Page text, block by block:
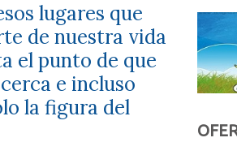
lugares que
de nuestra vida
el punto de que
e incluso
la figura del